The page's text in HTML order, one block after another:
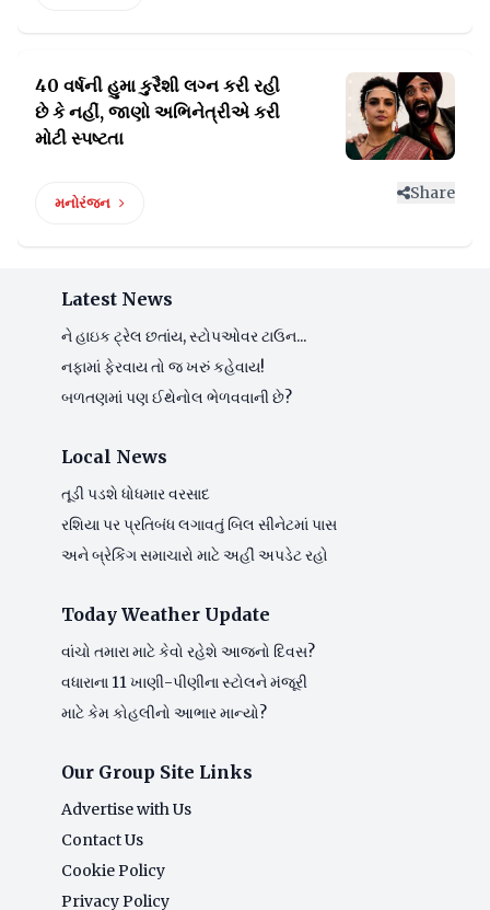
40 વર્ષની હુમા કુરૈશી લગ્ન કરી રહી
છે કે નહીં, જાણો અભિનેત્રીએ કરી
મોટી સ્પષ્ટતા
મનોરંજન
Share
Latest News
ને હાઇક ટ્રેલ છતાંય, સ્ટોપઓવર ટાઉન...
નફામાં ફેરવાય તો જ ખરું કહેવાય!
બળતણમાં પણ ઈથેનોલ ભેળવવાની છે?
Local News
તૂડી પડશે ધોધમાર વરસાદ
રશિયા પર પ્રતિબંધ લગાવતું બિલ સીનેટમાં પાસ
અને બ્રેકિંગ સમાચારો માટે અહીં અપડેટ રહો
Today Weather Update
વાંચો તમારા માટે કેવો રહેશે આજનો દિવસ?
વધારાના 11 ખાણી-પીણીના સ્ટોલને મંજૂરી
માટે કેમ કોહલીનો આભાર માન્યો?
Our Group Site Links
Advertise with Us
Contact Us
Cookie Policy
Privacy Policy